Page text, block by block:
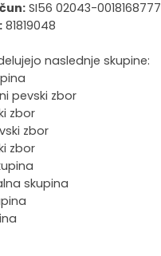
SI56 02043-0018168777
81819048
naslednje skupine:
pevski zbor
zbor
zbor
zbor
skupina
zaščita
graščina
socialnega varstva
predšolskih otrok
hrane in izdelkov